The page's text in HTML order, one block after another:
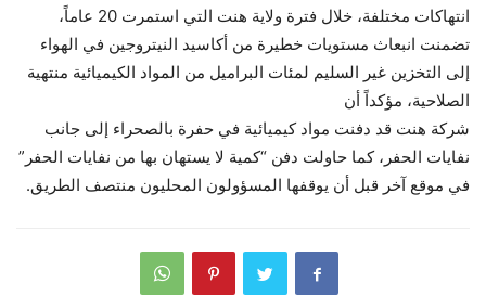
انتهاكات مختلفة، خلال فترة ولاية هنت التي استمرت 20 عاماً،
تضمنت انبعاث مستويات خطيرة من أكاسيد النيتروجين في الهواء
إلى التخزين غير السليم لمئات البراميل من المواد الكيميائية منتهية
الصلاحية، مؤكداً أن
شركة هنت قد دفنت مواد كيميائية في حفرة بالصحراء إلى جانب
نفايات الحفر، كما حاولت دفن “كمية لا يستهان بها من نفايات الحفر”
في موقع آخر قبل أن يوقفها المسؤولون المحليون منتصف الطريق.